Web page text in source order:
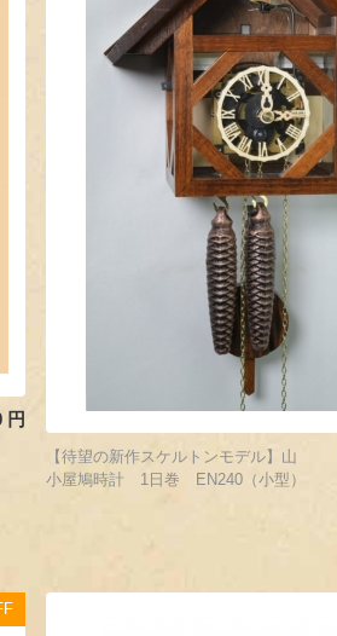
円
【待望の新作スケルトンモデル】山
小屋鳩時計 1日巻 EN240（小型）